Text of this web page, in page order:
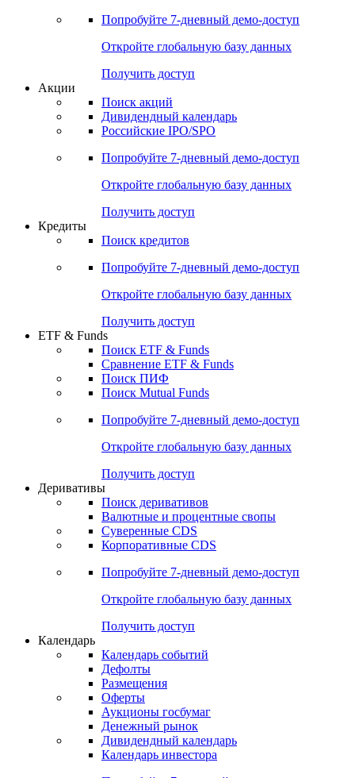
Попробуйте 7-дневный демо-доступ
Откройте глобальную базу данных
Получить доступ
Акции
Поиск акций
Дивидендный календарь
Российские IPO/SPO
Попробуйте 7-дневный демо-доступ
Откройте глобальную базу данных
Получить доступ
Кредиты
Поиск кредитов
Попробуйте 7-дневный демо-доступ
Откройте глобальную базу данных
Получить доступ
ETF & Funds
Поиск ETF & Funds
Сравнение ETF & Funds
Поиск ПИФ
Поиск Mutual Funds
Попробуйте 7-дневный демо-доступ
Откройте глобальную базу данных
Получить доступ
Деривативы
Поиск деривативов
Валютные и процентные свопы
Суверенные CDS
Корпоративные CDS
Попробуйте 7-дневный демо-доступ
Откройте глобальную базу данных
Получить доступ
Календарь
Календарь событий
Дефолты
Размещения
Оферты
Аукционы госбумаг
Денежный рынок
Дивидендный календарь
Календарь инвестора